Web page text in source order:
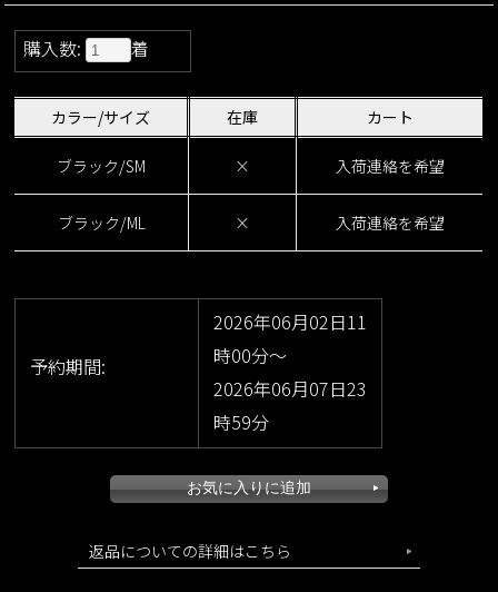
購入数: 着
カラー/サイズ 在庫 カート
ブラック/SM × 入荷連絡を希望
ブラック/ML × 入荷連絡を希望
予約期間:
2026年06月02日11
時00分～
2026年06月07日23
時59分
返品についての詳細はこちら